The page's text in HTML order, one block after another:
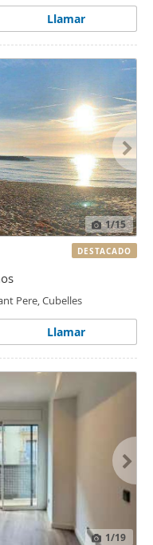
Llamar
1/15
Pere, Cubelles
Llamar
DESTACADO
1/19